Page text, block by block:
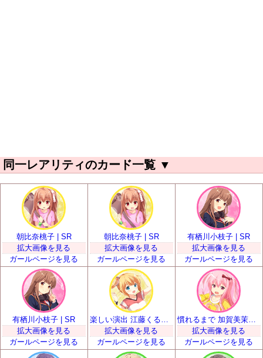
同一レアリティのカード一覧 ▼
朝比奈桃子 | SR
拡大画像を見る
ガールページを見る
朝比奈桃子 | SR
拡大画像を見る
ガールページを見る
有栖川小枝子 | SR
拡大画像を見る
ガールページを見る
有栖川小枝子 | SR
拡大画像を見る
ガールページを見る
拡大画像を見る
ガールページを見る
慣れるまで 加賀美茉莉 | SR
拡大画像を見る
ガールページを見る